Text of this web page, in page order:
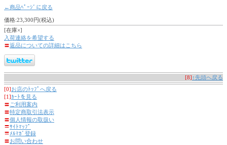
←商品ﾍﾟｰｼﾞに戻る
価格:23,300円(税込)
[在庫×]
入荷連絡を希望する
〓返品についての詳細はこちら
[8] ↑先頭へ戻る
[0] お店のﾄｯﾌﾟへ戻る
[1]ｶｰﾄを見る
〓 ご利用案内
〓特定商取引法表示
〓個人情報の取扱い
〓ｻｲﾄﾏｯﾌﾟ
〓ﾒﾙﾏｶﾞ登録
〓お問い合わせ